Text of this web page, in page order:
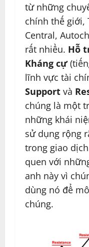
từ những
chính thế giới,
Central,
rất nhiều. Hỗ
Kháng cự
lĩnh vực tài
Support và
chúng là một
những khái
sử dụng rộng
trong giao
quen với
anh này vì
dùng nó để
chúng.